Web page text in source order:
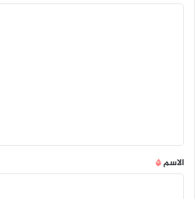
*
الاسم*